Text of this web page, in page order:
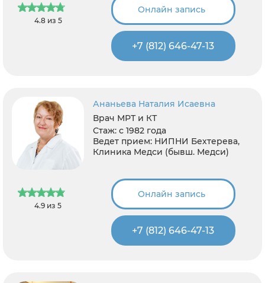
4.8 из 5
Онлайн запись
+7 (812) 646-47-13
4.9 из 5
Ананьева Наталия Исаевна
Врач МРТ и КТ
Стаж: с 1982 года
Ведет прием: НИПНИ Бехтерева,
Клиника Медси (бывш. Медси)
Онлайн запись
+7 (812) 646-47-13